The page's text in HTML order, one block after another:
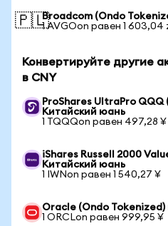
🇵🇱Broadcom (Ondo
1 AVGOon равен 1 603,04
Конвертируйте другие
в CNY
ProShares UltraPro QQQ
Китайский юань
1 TQQQon равен 497,28 ¥
iShares Russell 2000
Китайский юань
1 IWNon равен 1 540,27 ¥
Oracle (Ondo
1 ORCLon равен 999,95 ¥